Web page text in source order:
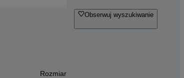
Obserwuj wyszukiwanie
Rozmiar